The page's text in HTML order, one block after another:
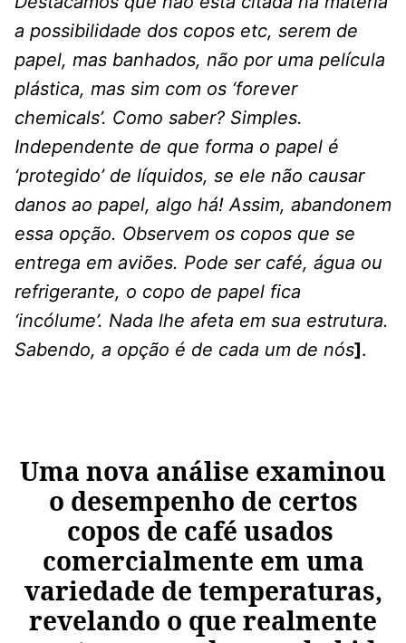
a possibilidade dos copos etc, serem de
papel, mas banhados, não por uma película
plástica, mas sim com os ‘forever
chemicals’. Como saber? Simples.
Independente de que forma o papel é
‘protegido’ de líquidos, se ele não causar
danos ao papel, algo há! Assim, abandonem
essa opção. Observem os copos que se
entrega em aviões. Pode ser café, água ou
refrigerante, o copo de papel fica
‘incólume’. Nada lhe afeta em sua estrutura.
Sabendo, a opção é de cada um de nós].
Uma nova análise examinou
o desempenho de certos
copos de café usados ​​
comercialmente em uma
variedade de temperaturas,
revelando o que realmente